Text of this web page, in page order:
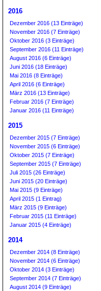
2016
Dezember 2016 (13 Einträge)
November 2016 (7 Einträge)
Oktober 2016 (3 Einträge)
September 2016 (11 Einträge)
August 2016 (6 Einträge)
Juni 2016 (18 Einträge)
Mai 2016 (8 Einträge)
April 2016 (6 Einträge)
März 2016 (13 Einträge)
Februar 2016 (7 Einträge)
Januar 2016 (11 Einträge)
2015
Dezember 2015 (7 Einträge)
November 2015 (6 Einträge)
Oktober 2015 (7 Einträge)
September 2015 (7 Einträge)
Juli 2015 (26 Einträge)
Juni 2015 (20 Einträge)
Mai 2015 (9 Einträge)
April 2015 (1 Eintrag)
März 2015 (9 Einträge)
Februar 2015 (11 Einträge)
Januar 2015 (4 Einträge)
2014
Dezember 2014 (8 Einträge)
November 2014 (6 Einträge)
Oktober 2014 (3 Einträge)
September 2014 (7 Einträge)
August 2014 (9 Einträge)